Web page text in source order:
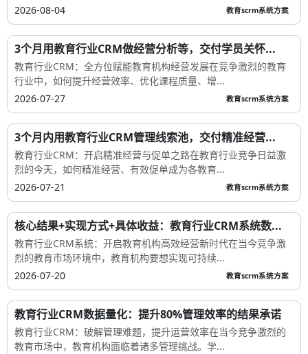
2026-08-04
教育scrm系统方案
3个月用教育行业CRM做经营分析等，交付学员关怀...
教育行业CRM：全方位赋能教育机构经营发展在竞争激烈的教育
行业中，如何提升经营效率、优化课程质量、增...
2026-07-27
教育scrm系统方案
3个月内用教育行业CRM管理线索池，交付精准经营...
教育行业CRM：开启精准经营与促单之路在教育行业竞争日益激
烈的今天，如何精准经营、有效促单成为各教育...
2026-07-21
教育scrm系统方案
核心结果+实现方式+具体收益：教育行业CRM系统数...
教育行业CRM系统：开启教育机构高效经营新时代在当今竞争激
烈的教育市场环境中，教育机构要想实现可持续...
2026-07-20
教育scrm系统方案
教育行业CRM数据量化：提升80%管理效率的结果承诺
教育行业CRM：破解管理难题，提升运营效率在当今竞争激烈的
教育市场中，教育机构面临着诸多管理挑战。学...